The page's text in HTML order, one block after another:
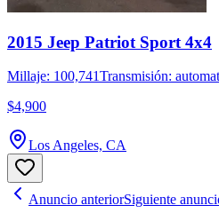
2015 Jeep Patriot Sport 4x4
Millaje: 100,741Transmisión:
$4,900
Los Angeles, CA
Anuncio anteriorSiguiente